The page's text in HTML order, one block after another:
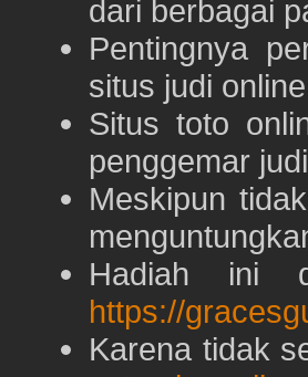
dari berbagai
Pentingnya
situs judi
Situs toto
penggemar
Meskipun
Hadiah ini
https://
Karena tidak